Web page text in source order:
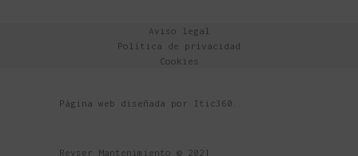
Aviso legal
Política de privacidad
Cookies
Página web diseñada por Itic360
Reyser Mantenimiento © 2021